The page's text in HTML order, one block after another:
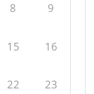
8 9
15 16
22 23